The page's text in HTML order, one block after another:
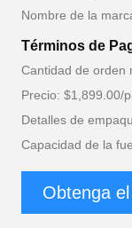
Nombre de la
Términos de
Cantidad de orden
Precio: $1,899.00/
Detalles de
Capacidad de la
Obtenga